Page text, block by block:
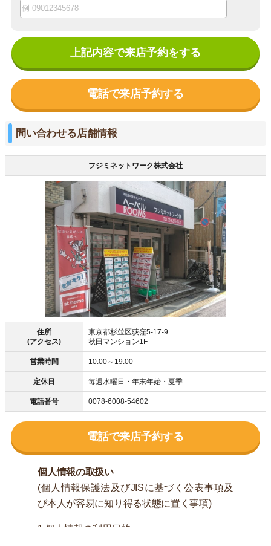
上記内容で来店予約をする
電話で来店予約する
問い合わせる店舗情報
フジミネットワーク株式会社
住所
(アクセス)
東京都杉並区荻窪5-17-9
秋田マンション1F
営業時間 10:00～19:00
定休日 毎週水曜日・年末年始・夏季
電話番号 0078-6008-54602
電話で来店予約する
個人情報の取扱い
(個人情報保護法及びJISに基づく公表事項及
び本人が容易に知り得る状態に置く事項)
1.個人情報の利用目的